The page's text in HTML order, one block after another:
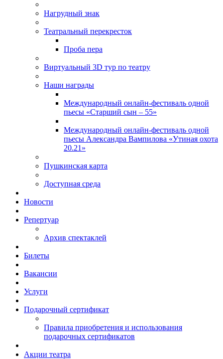
Нагрудный знак
Театральный перекресток
Проба пера
Виртуальный 3D тур по театру
Наши награды
Международный онлайн-фестиваль одной
пьесы «Старший сын – 55»
Международный онлайн-фестиваль одной
пьесы Александра Вампилова «Утиная охота
20.21»
Пушкинская карта
Доступная среда
Новости
Репертуар
Архив спектаклей
Билеты
Вакансии
Услуги
Подарочный сертификат
Правила приобретения и использования
подарочных сертификатов
Акции театра